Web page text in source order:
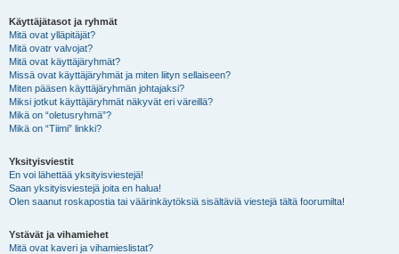
Käyttäjätasot ja ryhmät
Mitä ovat ylläpitäjät?
Mitä ovatr valvojat?
Mitä ovat käyttäjäryhmät?
Missä ovat käyttäjäryhmät ja miten liityn sellaiseen?
Miten pääsen käyttäjäryhmän johtajaksi?
Miksi jotkut käyttäjäryhmät näkyvät eri väreillä?
Mikä on “oletusryhmä”?
Mikä on “Tiimi” linkki?
Yksityisviestit
En voi lähettää yksityisviestejä!
Saan yksityisviestejä joita en halua!
Olen saanut roskapostia tai väärinkäytöksiä sisältäviä viestejä tältä foorumilta!
Ystävät ja vihamiehet
Mitä ovat kaveri ja vihamieslistat?